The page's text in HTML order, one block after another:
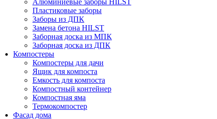
Алюминиевые заборы HILST
Пластиковые заборы
Заборы из ДПК
Замена бетона HILST
Заборная доска из МПК
Заборная доска из ДПК
Компостеры
Компостеры для дачи
Ящик для компоста
Емкость для компоста
Компостный контейнер
Компостная яма
Термокомпостер
Фасад дома